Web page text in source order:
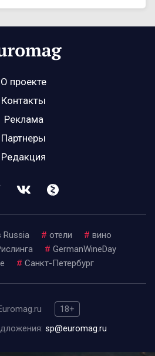
О проекте
Контакты
Реклама
Партнеры
Редакция
Russia # отели # вино
# GermanWineDay
# Санкт-Петербург
18+
sp@euromag.ru